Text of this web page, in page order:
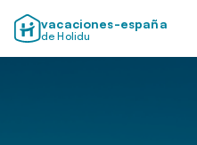
vacaciones-españa
de Holidu